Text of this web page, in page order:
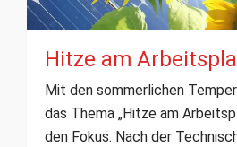
Hitze am
Mit den sommerlichen
das Thema „Hitze am
den Fokus. Nach der